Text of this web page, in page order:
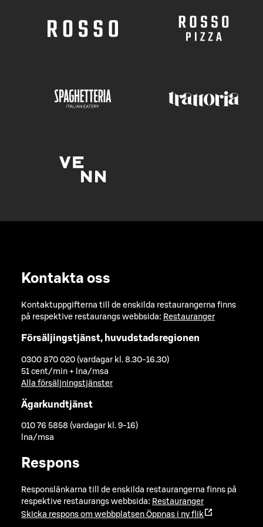
Kontakta oss
Kontaktuppgifterna till de enskilda restaurangerna finns
på respektive restaurangs webbsida: Restauranger
Försäljingstjänst, huvudstadsregionen
0300 870 020 (vardagar kl. 8.30-16.30)
51 cent/min + lna/msa
Alla försäljningstjänster
Ägarkundtjänst
010 76 5858 (vardagar kl. 9-16)
lna/msa
Respons
Responslänkarna till de enskilda restaurangerna finns på
respektive restaurangs webbsida: Restauranger
Skicka respons om webbplatsen Öppnas i ny flik